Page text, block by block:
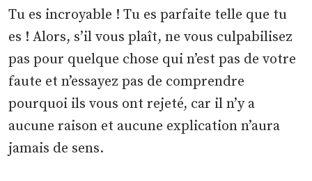
Tu es incroyable ! Tu es parfaite telle que tu
es ! Alors, s’il vous plaît, ne vous culpabilisez
pas pour quelque chose qui n’est pas de votre
faute et n’essayez pas de comprendre
pourquoi ils vous ont rejeté, car il n’y a
aucune raison et aucune explication n’aura
jamais de sens.